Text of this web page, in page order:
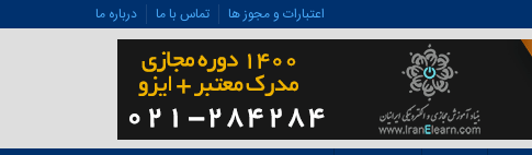
اعتبارات و مجوز ها تماس با ما درباره ما